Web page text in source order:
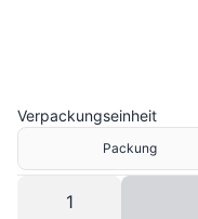
Verpackungseinheit
Packung